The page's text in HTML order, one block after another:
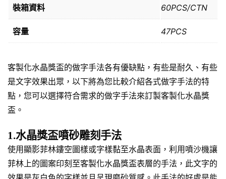
裝箱資料 60PCS/CTN
容量 47PCS
客製化水晶獎盃的做字手法各有優缺點，有些是耐久、有些
是文字效果出眾，以下將為您比較介紹各式做字手法的特
點，您可以選擇符合需求的做字手法來訂製客製化水晶獎
盃。
1.水晶獎盃噴砂雕刻手法
使用顯影菲林鏤空圖樣或字樣黏至水晶表面，利用噴沙機讓
菲林上的圖案印刻至客製化水晶獎盃表層的手法，此文字的